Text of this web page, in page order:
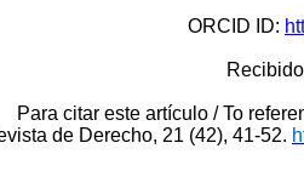
ORCID ID:
Para citar este artículo /To
de Derecho, 21 (42), 41-52.